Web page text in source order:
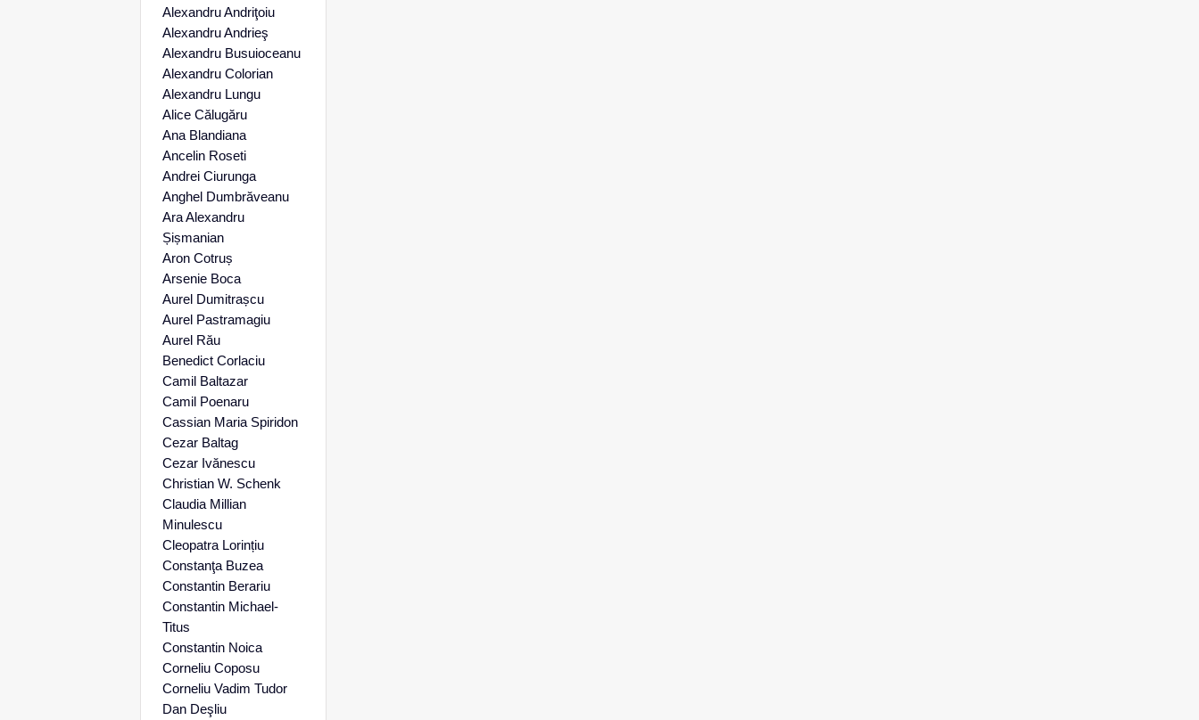
Alexandru Andriţoiu
Alexandru Andrieş
Alexandru Busuioceanu
Alexandru Colorian
Alexandru Lungu
Alice Călugăru
Ana Blandiana
Ancelin Roseti
Andrei Ciurunga
Anghel Dumbrăveanu
Ara Alexandru
Șișmanian
Aron Cotruș
Arsenie Boca
Aurel Dumitrașcu
Aurel Pastramagiu
Aurel Rău
Benedict Corlaciu
Camil Baltazar
Camil Poenaru
Cassian Maria Spiridon
Cezar Baltag
Cezar Ivănescu
Christian W. Schenk
Claudia Millian
Minulescu
Cleopatra Lorințiu
Constanţa Buzea
Constantin Berariu
Constantin Michael-
Titus
Constantin Noica
Corneliu Coposu
Corneliu Vadim Tudor
Dan Deşliu